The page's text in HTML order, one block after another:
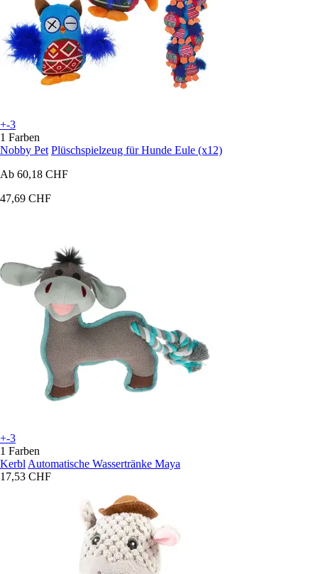
+-3
1 Farben
Nobby Pet Plüschspielzeug für Hunde Eule (x12)
Ab 60,18 CHF
47,69 CHF
+-3
1 Farben
Kerbl Automatische Wassertränke Maya
17,53 CHF